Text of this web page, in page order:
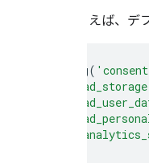
たとえば、
gtag(